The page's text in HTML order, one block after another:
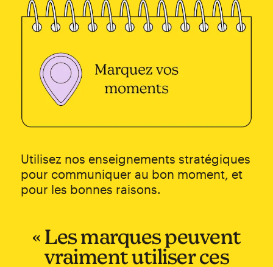
Utilisez nos enseignements stratégiques
pour communiquer au bon moment, et
pour les bonnes raisons.
« Les marques peuvent
vraiment utiliser ces